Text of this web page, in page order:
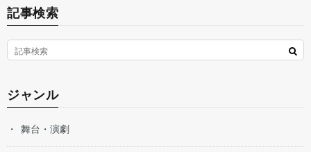
記事検索
ジャンル
舞台・演劇